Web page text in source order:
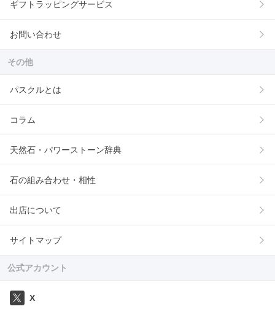
ギフトラッピングサービス
お問い合わせ
その他
パスクルとは
コラム
天然石・パワーストーン辞典
石の組み合わせ・相性
出店について
サイトマップ
公式アカウント
X